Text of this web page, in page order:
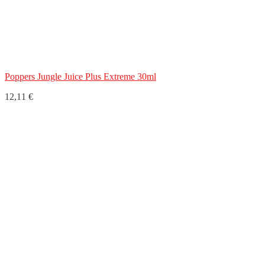
Poppers Jungle Juice Plus Extreme 30ml
12,11 €